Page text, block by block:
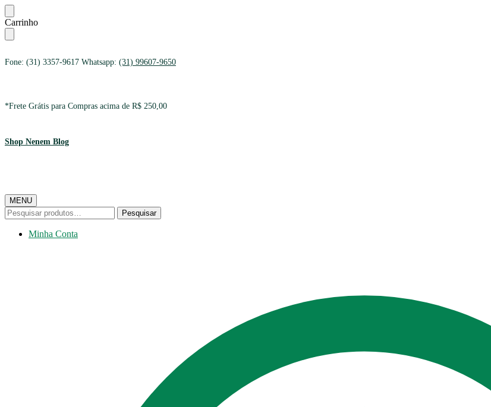
Ir
para
a
Ir
para
o
Carrinho
Fone: (31) 3357-9617 Whatsapp: (31) 99607-9650
*Frete Grátis para Compras acima de R$ 250,00
Shop Nenem Blog
MENU
Pesquisar
por:
Pesquisar
Minha Conta